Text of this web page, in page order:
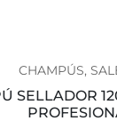
CHAMPÚS,
SELLADOR